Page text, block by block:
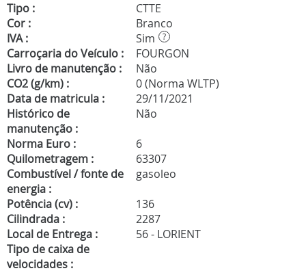
Tipo :
CTTE
Cor :
Branco
IVA :
Sim ?
Carroçaria do Veículo :
FOURGON
Livro de manutenção :
Não
CO2 (g/km) :
0 (Norma WLTP)
Data de matricula :
29/11/2021
Histórico de
manutenção :
Não
Norma Euro :
6
Quilometragem :
63307
Combustível / fonte de
energia :
gasoleo
Potência (cv) :
136
Cilindrada :
2287
Local de Entrega :
56 - LORIENT
Tipo de caixa de
velocidades :